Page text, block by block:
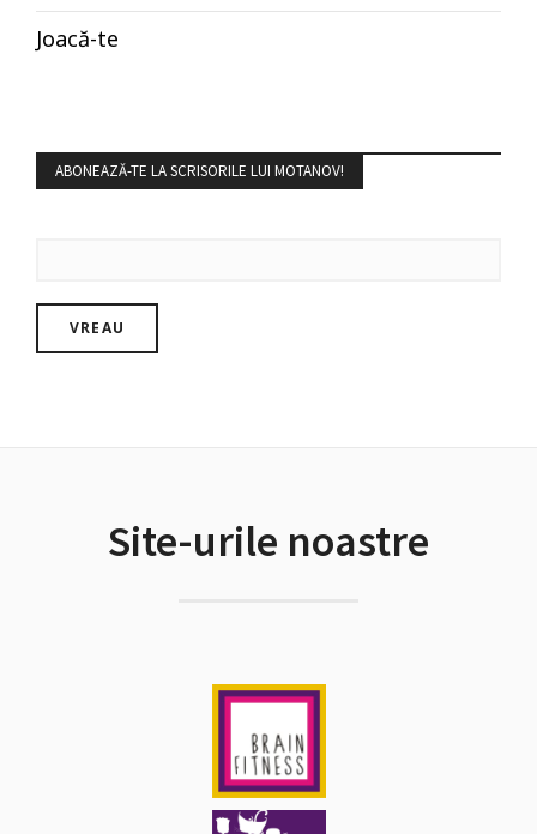
Joacă-te
ABONEAZĂ-TE LA SCRISORILE LUI MOTANOV!
Site-urile noastre